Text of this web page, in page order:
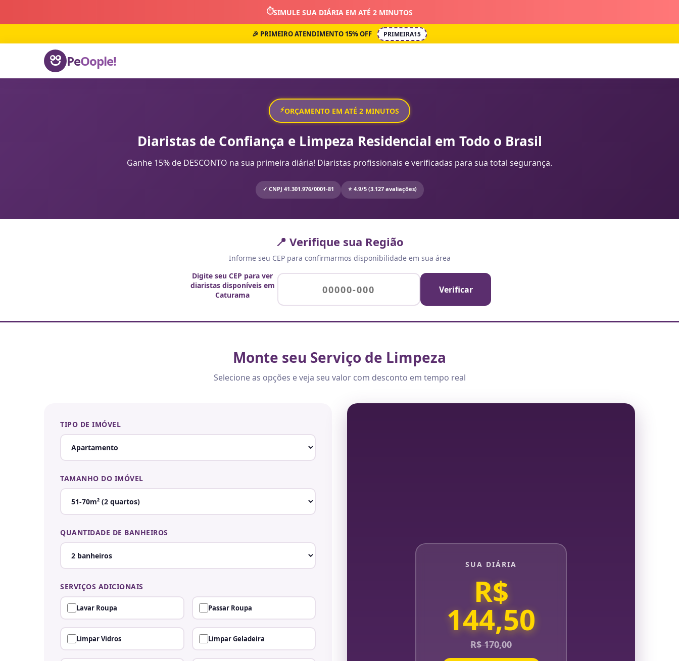
⏱️SIMULE SUA DIÁRIA EM ATÉ 2 MINUTOS
🎉 PRIMEIRO ATENDIMENTO 15% OFF PRIMEIRA15
PeOople!
⚡ORÇAMENTO EM ATÉ 2 MINUTOS
Diaristas de Confiança e Limpeza Residencial em Todo o Brasil
Ganhe 15% de DESCONTO na sua primeira diária! Diaristas profissionais e verificadas para sua total segurança.
✓ CNPJ 41.301.976/0001-81 ⭐ 4.9/5 (3.127 avaliações)
📍 Verifique sua Região
Informe seu CEP para confirmarmos disponibilidade em sua área
Digite seu CEP para ver
diaristas disponíveis em
Caturama
Verificar
Monte seu Serviço de Limpeza
Selecione as opções e veja seu valor com desconto em tempo real
TIPO DE IMÓVEL
TAMANHO DO IMÓVEL
QUANTIDADE DE BANHEIROS
SERVIÇOS ADICIONAIS
Lavar Roupa Passar Roupa
Limpar Vidros Limpar Geladeira
SUA DIÁRIA
R$
144,50
R$ 170,00